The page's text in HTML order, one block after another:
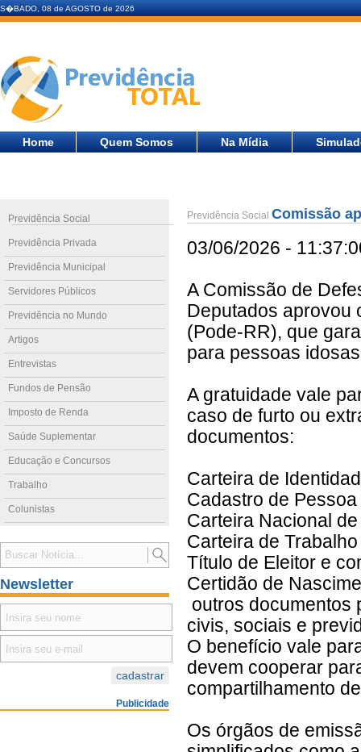
S�BADO, 08 de AGOSTO de 2026
Home Quem Somos Na Mídia
Previdência Social
Previdência Privada
Previdência Municipal
Servidores Públicos
Previdência no Mundo
Artigos
Entrevistas
Fundos de Pensão
Imposto de Renda
Saúde Suplementar
Educação e Concursos
Trabalho
Colunistas
Newsletter
Publicidade
Previdência Social Comissão
03/06/2026 -
A Comissão de
Deputados aprovou
(Pode-RR), que
para pessoas
A gratuidade vale
caso de furto ou
documentos:
Carteira de
Cadastro de
Carteira Nacional
Carteira de
Título de Eleitor e
Certidão de
outros documentos
civis, sociais e
O benefício vale
devem cooperar
compartilhamento
Os órgãos de